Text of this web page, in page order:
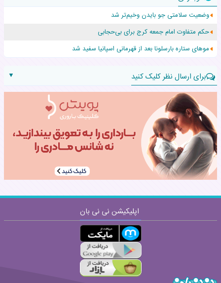
افزایش قد این دختر، چند میلیون دلار برای پدرش خرج داشته
حرکت غیرقانونی یک پرستار، جان دوقلوها را نجات داد!
وضعیت سلامتی جو بایدن وخیم‌تر شد
حکم متفاوت امام جمعه کرج برای بی‌حجابی
موهای ستاره بارسلونا بعد از قهرمانی اسپانیا سفید شد
برای ارسال نظر کلیک کنید
▼
نام:
نظر:
اپلیکیشن نی نی بان